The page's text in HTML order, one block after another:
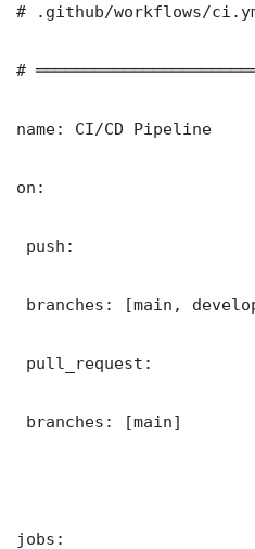
# .github/workflows/
#
name: CI/CD Pipeline
on:
push:
branches: [main,
pull_request:
branches: [main]
jobs: